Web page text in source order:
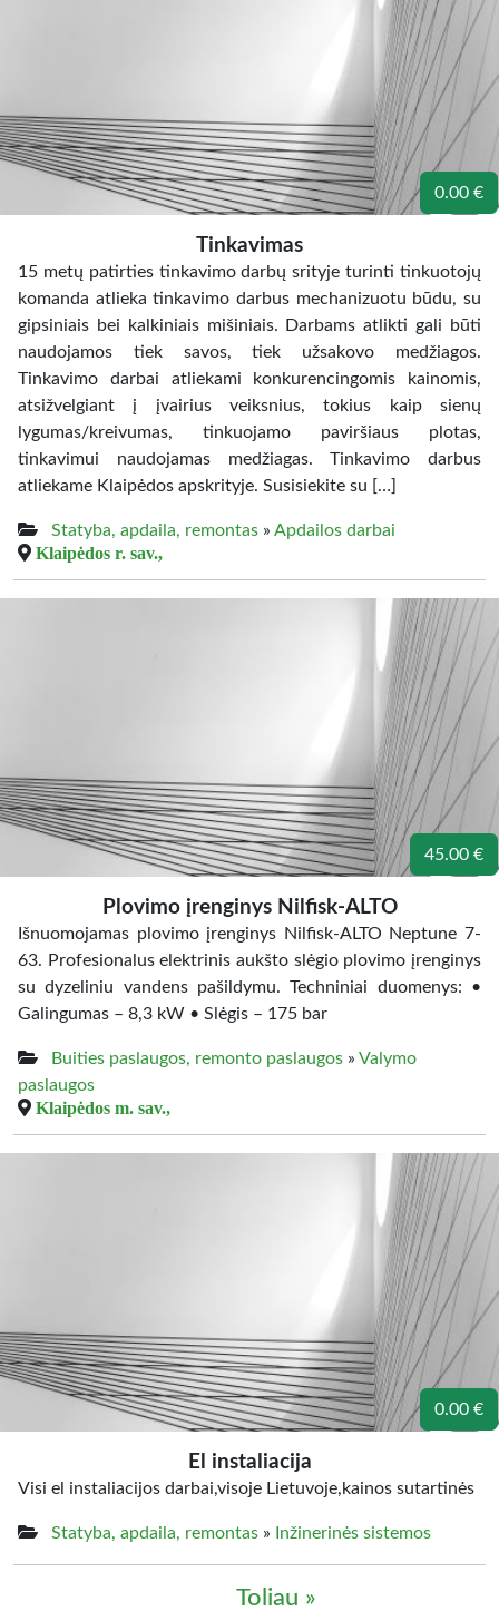
0.00 €
Tinkavimas
15 metų patirties tinkavimo darbų srityje turinti tinkuotojų
komanda atlieka tinkavimo darbus mechanizuotu būdu, su
gipsiniais bei kalkiniais mišiniais. Darbams atlikti gali būti
naudojamos tiek savos, tiek užsakovo medžiagos.
Tinkavimo darbai atliekami konkurencingomis kainomis,
atsižvelgiant į įvairius veiksnius, tokius kaip sienų
lygumas/kreivumas, tinkuojamo paviršiaus plotas,
tinkavimui naudojamas medžiagas. Tinkavimo darbus
atliekame Klaipėdos apskrityje. Susisiekite su […]
Statyba, apdaila, remontas » Apdailos darbai
Klaipėdos r. sav.,
45.00 €
Plovimo įrenginys Nilfisk-ALTO
Išnuomojamas plovimo įrenginys Nilfisk-ALTO Neptune 7-
63. Profesionalus elektrinis aukšto slėgio plovimo įrenginys
su dyzeliniu vandens pašildymu. Techniniai duomenys: •
Galingumas – 8,3 kW • Slėgis – 175 bar
Buities paslaugos, remonto paslaugos » Valymo
paslaugos
Klaipėdos m. sav.,
0.00 €
El instaliacija
Visi el instaliacijos darbai,visoje Lietuvoje,kainos sutartinės
Statyba, apdaila, remontas » Inžinerinės sistemos
Toliau »